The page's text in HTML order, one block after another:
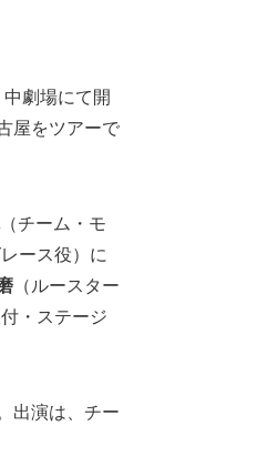
劇場にて開
屋をツアーで
（チーム・モ
レース役）に
（ルースター
・ステージ
出演は、チー